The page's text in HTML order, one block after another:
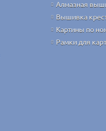
Алмазная
Вышивка
Картины по
Рамки для